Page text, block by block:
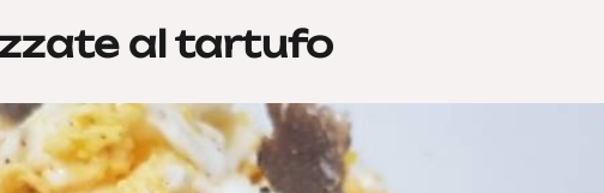
al tartufo